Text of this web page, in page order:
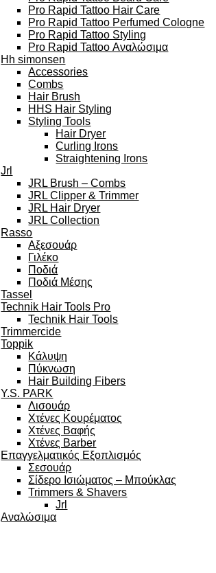
Pro Rapid Tattoo Hair Care
Pro Rapid Tattoo Perfumed Cologne
Pro Rapid Tattoo Styling
Pro Rapid Tattoo Αναλώσιμα
Hh simonsen
Accessories
Combs
Hair Brush
HHS Hair Styling
Styling Tools
Hair Dryer
Curling Irons
Straightening Irons
Jrl
JRL Brush – Combs
JRL Clipper & Trimmer
JRL Hair Dryer
JRL Collection
Rasso
Αξεσουάρ
Γιλέκο
Ποδιά
Ποδιά Μέσης
Tassel
Technik Hair Tools Pro
Technik Hair Tools
Trimmercide
Toppik
Κάλυψη
Πύκνωση
Hair Building Fibers
Y.S. PARK
Λισουάρ
Χτένες Κουρέματος
Χτένες Βαφής
Χτένες Barber
Επαγγελματικός Εξοπλισμός
Σεσουάρ
Σίδερο Ισιώματος – Μπούκλας
Trimmers & Shavers
Jrl
Αναλώσιμα